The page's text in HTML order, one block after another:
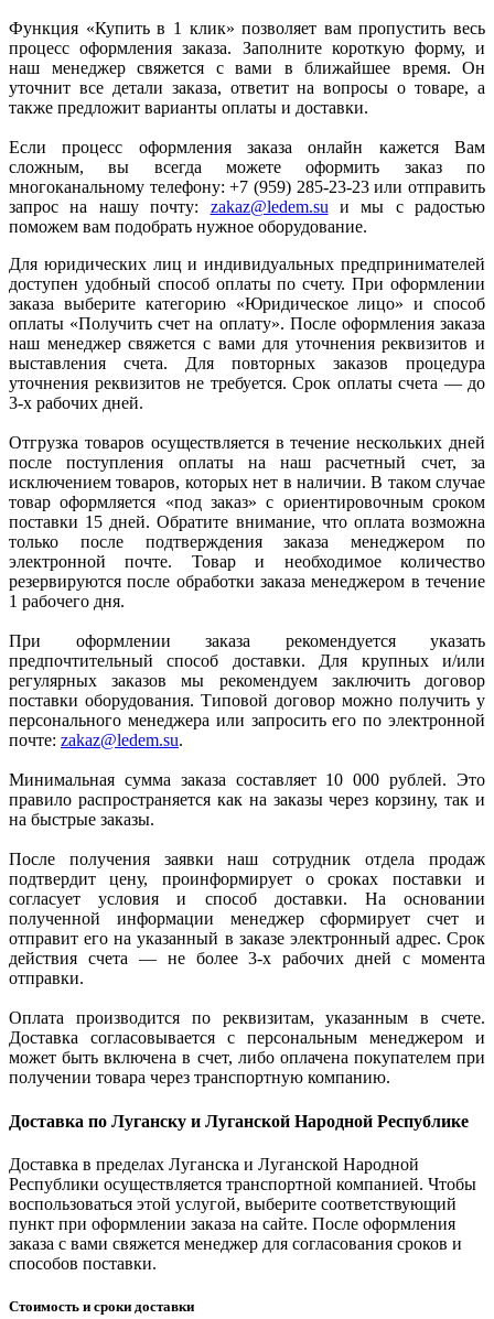
Функция «Купить в 1 клик» позволяет вам пропустить весь
процесс оформления заказа. Заполните короткую форму, и
наш менеджер свяжется с вами в ближайшее время. Он
уточнит все детали заказа, ответит на вопросы о товаре, а
также предложит варианты оплаты и доставки.
Если процесс оформления заказа онлайн кажется Вам
сложным, вы всегда можете оформить заказ по
многоканальному телефону: +7 (959) 285-23-23 или отправить
запрос на нашу почту: zakaz@ledem.su и мы с радостью
поможем вам подобрать нужное оборудование.
Для юридических лиц и индивидуальных предпринимателей
доступен удобный способ оплаты по счету. При оформлении
заказа выберите категорию «Юридическое лицо» и способ
оплаты «Получить счет на оплату». После оформления заказа
наш менеджер свяжется с вами для уточнения реквизитов и
выставления счета. Для повторных заказов процедура
уточнения реквизитов не требуется. Срок оплаты счета — до
3-х рабочих дней.
Отгрузка товаров осуществляется в течение нескольких дней
после поступления оплаты на наш расчетный счет, за
исключением товаров, которых нет в наличии. В таком случае
товар оформляется «под заказ» с ориентировочным сроком
поставки 15 дней. Обратите внимание, что оплата возможна
только после подтверждения заказа менеджером по
электронной почте. Товар и необходимое количество
резервируются после обработки заказа менеджером в течение
1 рабочего дня.
При оформлении заказа рекомендуется указать
предпочтительный способ доставки. Для крупных и/или
регулярных заказов мы рекомендуем заключить договор
поставки оборудования. Типовой договор можно получить у
персонального менеджера или запросить его по электронной
почте: zakaz@ledem.su.
Минимальная сумма заказа составляет 10 000 рублей. Это
правило распространяется как на заказы через корзину, так и
на быстрые заказы.
После получения заявки наш сотрудник отдела продаж
подтвердит цену, проинформирует о сроках поставки и
согласует условия и способ доставки. На основании
полученной информации менеджер сформирует счет и
отправит его на указанный в заказе электронный адрес. Срок
действия счета — не более 3-х рабочих дней с момента
отправки.
Оплата производится по реквизитам, указанным в счете.
Доставка согласовывается с персональным менеджером и
может быть включена в счет, либо оплачена покупателем при
получении товара через транспортную компанию.
Доставка по Луганску и Луганской Народной Республике
Доставка в пределах Луганска и Луганской Народной
Республики осуществляется транспортной компанией. Чтобы
воспользоваться этой услугой, выберите соответствующий
пункт при оформлении заказа на сайте. После оформления
заказа с вами свяжется менеджер для согласования сроков и
способов поставки.
Стоимость и сроки доставки